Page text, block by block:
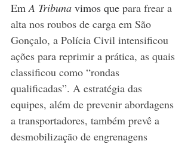
Em A Tribuna vimos que para frear a
alta nos roubos de carga em São
Gonçalo, a Polícia Civil intensificou
ações para reprimir a prática, as quais
classificou como “rondas
qualificadas”. A estratégia das
equipes, além de prevenir abordagens
a transportadores, também prevê a
desmobilização de engrenagens